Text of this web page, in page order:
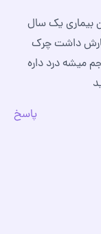
این بیماری یک سال
خارش داشت چرک
میشه درد داره
پاسخ